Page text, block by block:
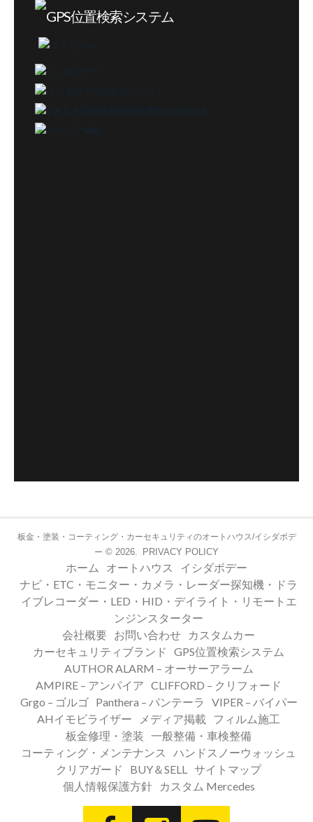
板金・塗装・コーティング・カーセキュリティのオートハウス/イシダボデ
ー © 2026. PRIVACY POLICY
ホーム オートハウス
イシダボデー
ナビ・ETC・モニター・カメラ・レーダー探知機・ドラ
イブレコーダー・LED・HID・デイライト・リモートエ
ンジンスターター
会社概要 お問い合わせ
カスタムカー
カーセキュリティブランド
GPS位置検索システム
AUTHOR ALARM – オーサーアラーム
AMPIRE – アンパイア CLIFFORD – クリフォード
Grgo – ゴルゴ
Panthera – パンテーラ
VIPER – バイパー
AHイモビライザー
メディア掲載
フィルム施工
板金修理・塗装 一般整備・車検整備
コーティング・メンテナンス
ハンドスノーウォッシュ
クリアガード
BUY＆SELL サイトマップ
個人情報保護方針
カスタム Mercedes